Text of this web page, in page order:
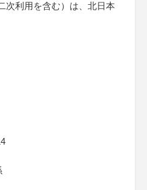
次利用を含む）は、北日本